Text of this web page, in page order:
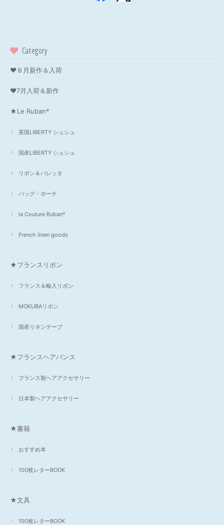
Category
❤８月新作＆入荷
❤7月入荷＆新作
★Le Ruban*
英国LIBERTY シュシュ
国産LIBERTY シュシュ
リボン＆バレッタ
バッグ・ポーチ
la Couture Ruban*
French linen goods
★フランスリボン
フランス＆輸入リボン
MOKUBAリボン
国産リネンテープ
★フランスヘアバンス
フランス製ヘアアクセサリー
日本製ヘアアクセサリー
★書籍
おすすめ本
100枚レターBOOK
★文具
100枚レターBOOK